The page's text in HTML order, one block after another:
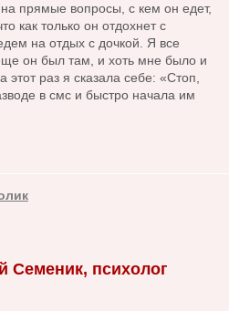
прямые вопросы, с кем он едет,
как только он отдохнет с
на отдых с дочкой. Я все
он был там, и хоть мне было и
этот раз я сказала себе: «Стоп,
в смс и быстро начала им
Семеник, психолог